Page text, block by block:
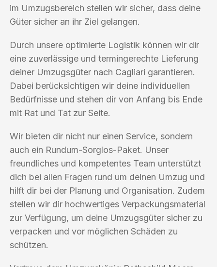
im Umzugsbereich stellen wir sicher, dass deine
Güter sicher an ihr Ziel gelangen.
Durch unsere optimierte Logistik können wir dir
eine zuverlässige und termingerechte Lieferung
deiner Umzugsgüter nach Cagliari garantieren.
Dabei berücksichtigen wir deine individuellen
Bedürfnisse und stehen dir von Anfang bis Ende
mit Rat und Tat zur Seite.
Wir bieten dir nicht nur einen Service, sondern
auch ein Rundum-Sorglos-Paket. Unser
freundliches und kompetentes Team unterstützt
dich bei allen Fragen rund um deinen Umzug und
hilft dir bei der Planung und Organisation. Zudem
stellen wir dir hochwertiges Verpackungsmaterial
zur Verfügung, um deine Umzugsgüter sicher zu
verpacken und vor möglichen Schäden zu
schützen.